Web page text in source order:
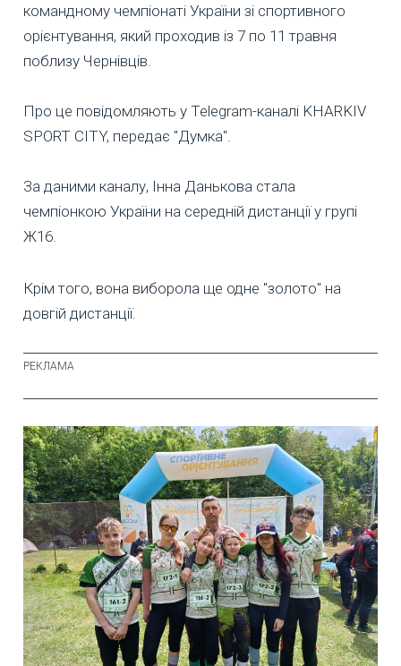
командному чемпіонаті України зі спортивного
орієнтування, який проходив із 7 по 11 травня
поблизу Чернівців.
Про це повідомляють у Telegram-каналі KHARKIV
SPORT CITY, передає "Думка".
За даними каналу, Інна Данькова стала
чемпіонкою України на середній дистанції у групі
Ж16.
Крім того, вона виборола ще одне "золото" на
довгій дистанції.